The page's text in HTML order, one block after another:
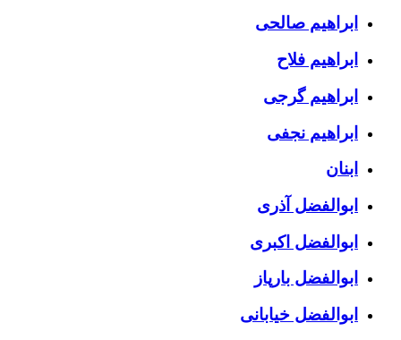
ابراهیم صالحی
ابراهیم فلاح
ابراهیم گرجی
ابراهیم نجفی
ابنان
ابوالفضل آذری
ابوالفضل اکبری
ابوالفضل بارپاز
ابوالفضل خیابانی